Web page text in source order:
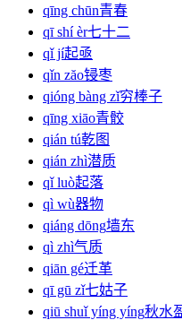
qīng chūn青春
qī shí èr七十二
qǐ jí起亟
qǐn zăo锓枣
qióng bàng zǐ穷棒子
qīng xiāo青骹
qián tú乾图
qián zhì潜质
qǐ luò起落
qì wù器物
qiáng dōng墙东
qì zhì气质
qiān gé迁革
qī gū zǐ七姑子
qiū shuǐ yíng yíng秋水